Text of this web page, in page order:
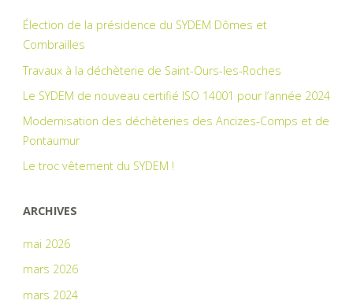
Élection de la présidence du SYDEM Dômes et
Combrailles
Travaux à la déchèterie de Saint-Ours-les-Roches
Le SYDEM de nouveau certifié ISO 14001 pour l’année 2024
Modernisation des déchèteries des Ancizes-Comps et de
Pontaumur
Le troc vêtement du SYDEM !
ARCHIVES
mai 2026
mars 2026
mars 2024